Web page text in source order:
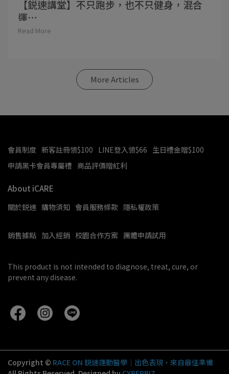
【鋭速講堂】不只跑步，也不只健身，混合
運⋯
Read More
More Articles
會員制度 新客註冊領$100 LINE登入領$66 生日禮金贈$100
申請黑卡會員專屬禮 商品評價贈紅利
About iCARE
關於鋭速 購物須知 會員服務條款 隱私權政策
銷售據點 加入經銷 校園合作方案 團體申請試用
This product is not intended to diagnose, treat, cure, or
prevent any disease.
Copyright © RACE ON 鋭速運動醫學｜出色表現，來自最佳準備